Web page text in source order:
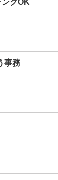
ンクOK
事務